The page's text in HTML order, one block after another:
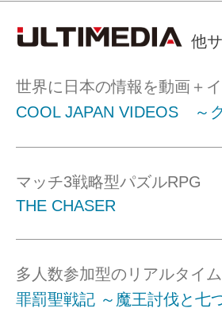
他
世界に日本の情報を動画＋
COOL JAPAN VIDEOS ～
マッチ3戦略型パズルRPG
THE CHASER
多人数参加型のリアルタイ
罪罰聖戦記 ～魔王討伐と七